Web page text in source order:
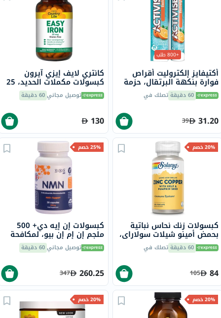
+800 طلب
أكتيفايز إلكتروليت أقراص
فوارة بنكهة البرتقال، حزمة
من 20 60 دقيقة تصلك في
31.20
39
كانتري لايف إيزي آيرون
كبسولات مكملات الحديد، 25
ملجم، لعلاج نقص الحديد،
حزمة من 90توصيل مجاني60 دقيقة
130
20% خصم
كبسولات زنك نحاس نباتية
بحمض أمينو شيلات سولاراي،
100 كبسولة 60 دقيقة تصلك في
84
105
25% خصم
كبسولات إن إيه دي+ 500
ملجم إن إم إن بيو، لمكافحة
الشيخوخة - 30 كبسولةتوصيل مجاني60 دقيقة
260.25
347
20% خصم 20% خصم